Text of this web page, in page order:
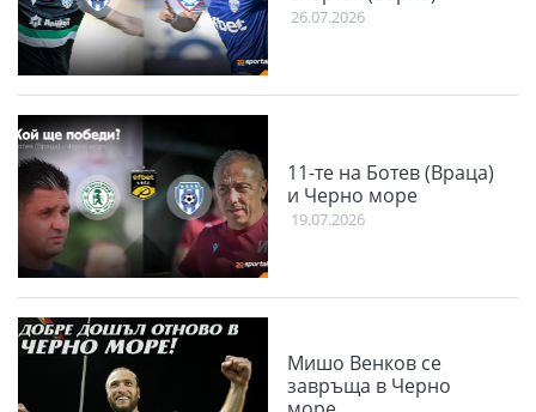
26.07.2026
11-те на Ботев (Враца)
и Черно море
19.07.2026
Мишо Венков се
завръща в Черно